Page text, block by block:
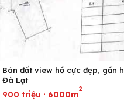
Bán đất view hồ cực đẹp, gần
Đà Lạt
900 triệu · 6000m
2